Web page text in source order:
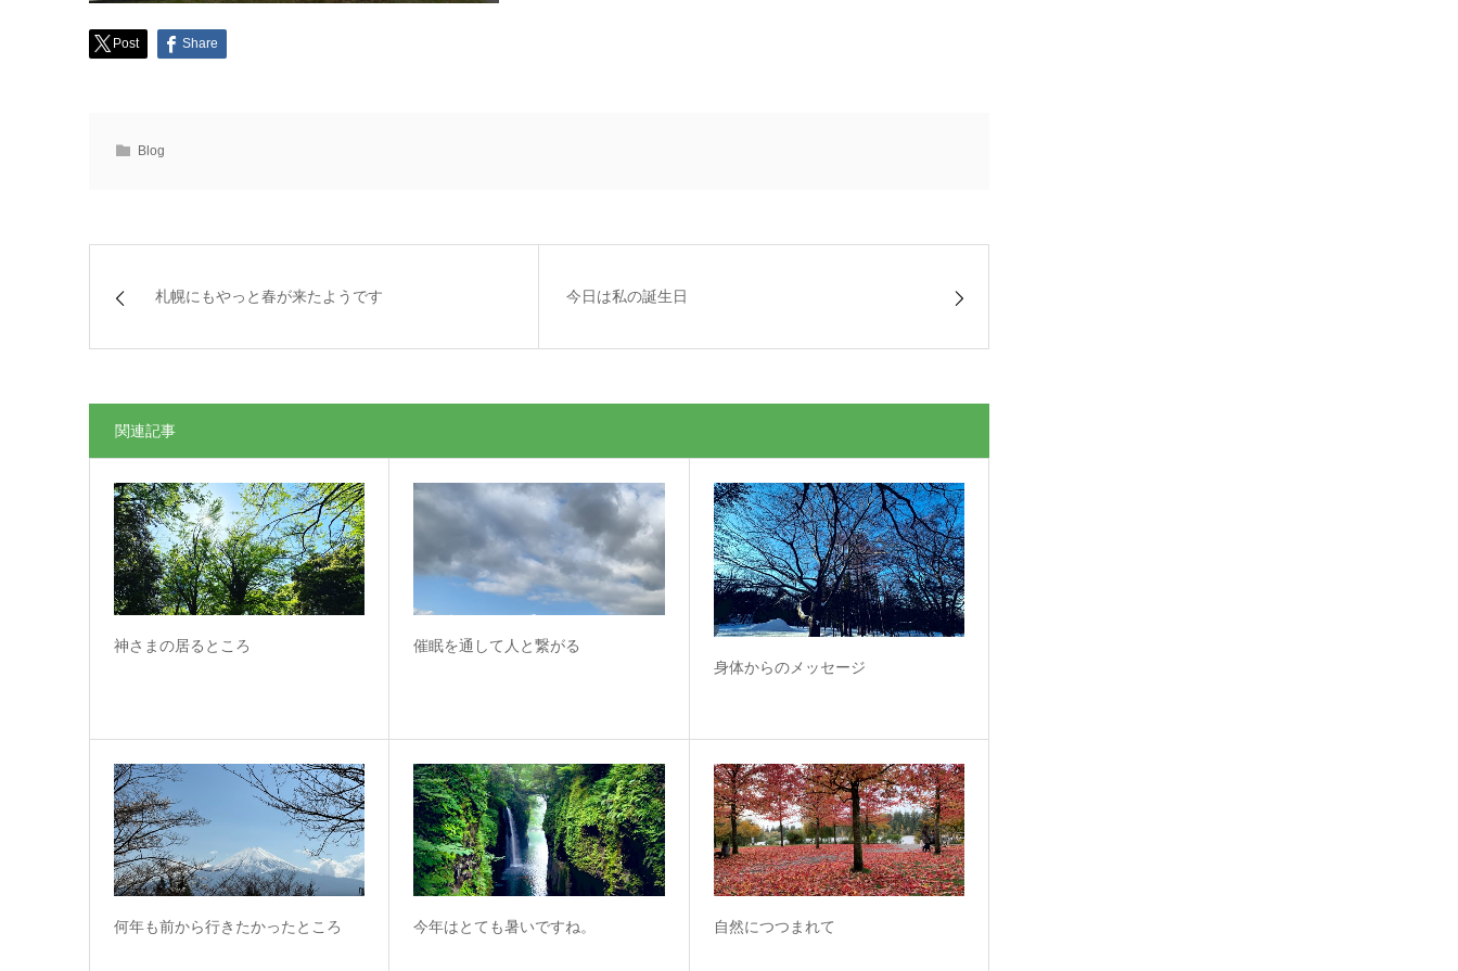
Post Share
Blog
札幌にもやっと春が来たようです 今日は私の誕生日
関連記事
神さまの居るところ
催眠を通して人と繋がる
身体からのメッセージ
何年も前から行きたかったところ 今年はとても暑いですね。 自然につつまれて